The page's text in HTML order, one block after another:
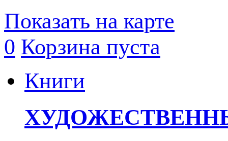
Показать на карте
0 Корзина пуста
Книги